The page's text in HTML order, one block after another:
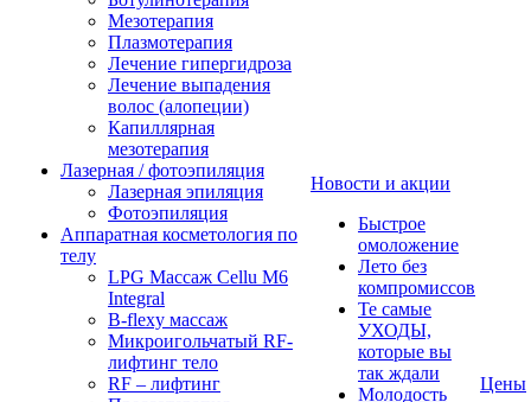
Мезотерапия
Плазмотерапия
Лечение гипергидроза
Лечение выпадения
волос (алопеции)
Капиллярная
мезотерапия
Лазерная / фотоэпиляция
Лазерная эпиляция
Фотоэпиляция
Аппаратная косметология по
телу
LPG Массаж Cellu M6
Integral
B-flexy массаж
Микроигольчатый RF-
лифтинг тело
RF – лифтинг
Новости и акции
Быстрое
омоложение
Лето без
компромиссов
Те самые
УХОДЫ,
которые вы
так ждали
Молодость
Цены